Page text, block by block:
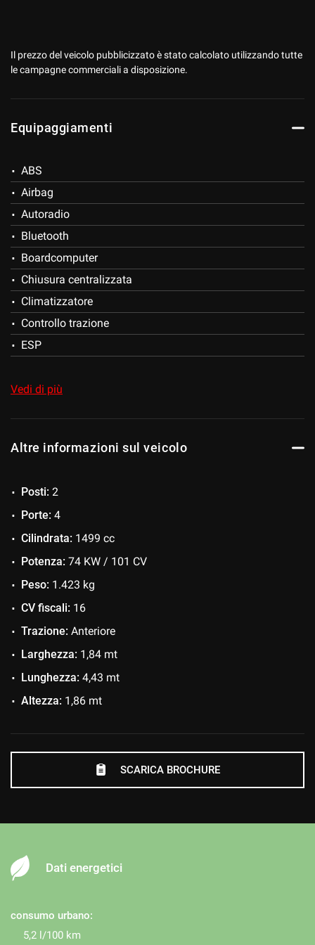
Il prezzo del veicolo pubblicizzato è stato calcolato utilizzando tutte
le campagne commerciali a disposizione.
Equipaggiamenti
ABS
Airbag
Autoradio
Bluetooth
Boardcomputer
Chiusura centralizzata
Climatizzatore
Controllo trazione
ESP
Immobilizzatore elettronico
Servosterzo
USB
Vivavoce
Vedi di più
Altre informazioni sul veicolo
Posti: 2
Porte: 4
Cilindrata: 1499 cc
Potenza: 74 KW / 101 CV
Peso: 1.423 kg
CV fiscali: 16
Trazione: Anteriore
Larghezza: 1,84 mt
Lunghezza: 4,43 mt
Altezza: 1,86 mt
SCARICA BROCHURE
Dati energetici
consumo urbano:
5,2 l/100 km
Cookie necessari
Cookie analitici
Cookie di marketing
Leggi
la
cookie
policy
Salva
le
impostazioni